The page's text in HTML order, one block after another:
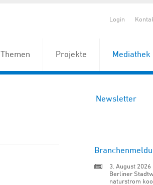
Login
Themen Projekte Mediathek
Newsletter
3. August 2026
Berliner
naturstrom